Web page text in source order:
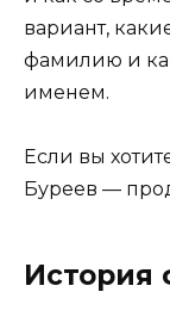
вариант,
фамилию и
именем.
Если вы
Буреев —
История